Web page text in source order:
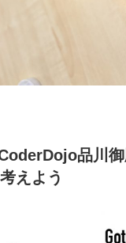
品川御
えよう